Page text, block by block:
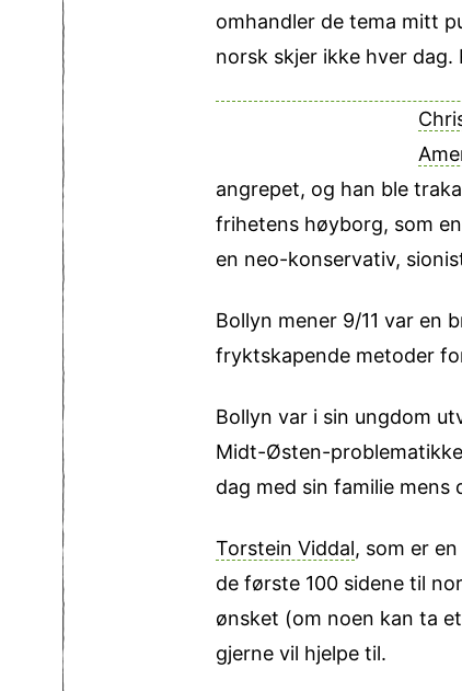
omhandler de tema mitt
norsk skjer ikke hver dag.
angrepet, og han ble
frihetens høyborg, som
en neo-konservativ,
Bollyn mener 9/11 var en
fryktskapende metoder
Bollyn var i sin ungdom
Midt-Østen-
dag med sin familie mens
Torstein Viddal, som er
de første 100 sidene til
ønsket (om noen kan ta
gjerne vil hjelpe til.